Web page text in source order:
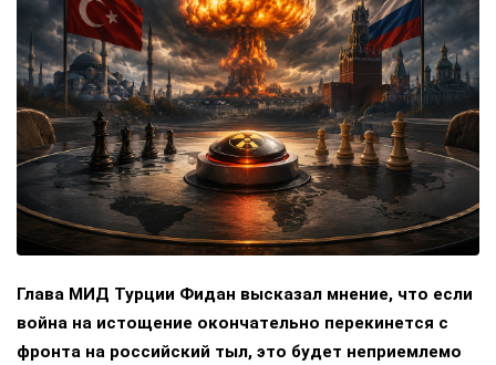
Глава МИД Турции Фидан высказал мнение, что если
война на истощение окончательно перекинется с
фронта на российский тыл, это будет неприемлемо